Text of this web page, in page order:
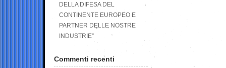
DELLA DIFESA DEL
CONTINENTE EUROPEO E
PARTNER DELLE NOSTRE
INDUSTRIE”
Commenti recenti